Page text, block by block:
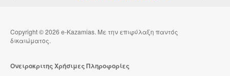
Copyright © 2026 e-Kazamias. Με την επιφύλαξη παντός
δικαιώματος.
Ονειροκριτης Χρήσιμες Πληροφορίες